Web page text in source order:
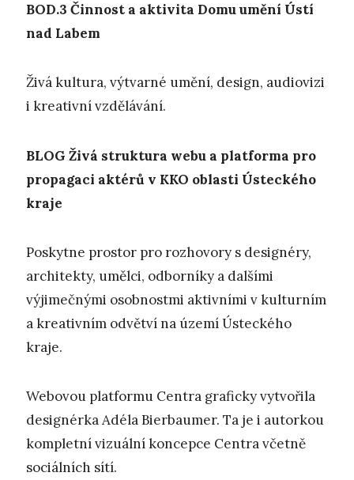
BOD.3 Činnost a aktivita Domu umění Ústí
nad Labem
Živá kultura, výtvarné umění, design, audiovizi
i kreativní vzdělávání.
BLOG Živá struktura webu a platforma pro
propagaci aktérů v KKO oblasti Ústeckého
kraje
Poskytne prostor pro rozhovory s designéry,
architekty, umělci, odborníky a dalšími
výjimečnými osobnostmi aktivními v kulturním
a kreativním odvětví na území Ústeckého
kraje.
Webovou platformu Centra graficky vytvořila
designérka Adéla Bierbaumer. Ta je i autorkou
kompletní vizuální koncepce Centra včetně
sociálních sítí.